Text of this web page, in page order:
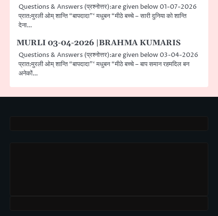
Questions & Answers (प्रश्नोत्तर):are given below 01-07-2026
प्रात:मुरली ओम् शान्ति “बापदादा”‘ मधुबन “मीठे बच्चे – सारी दुनिया को शान्ति
देना…
MURLI 03-04-2026 |BRAHMA KUMARIS
Questions & Answers (प्रश्नोत्तर):are given below 03-04-2026
प्रात:मुरली ओम् शान्ति “बापदादा”‘ मधुबन “मीठे बच्चे – बाप समान रहमदिल बन
अनेकों…